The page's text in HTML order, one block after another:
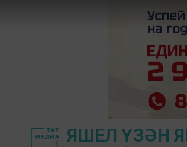
ЯШЕЛ ҮЗӘН